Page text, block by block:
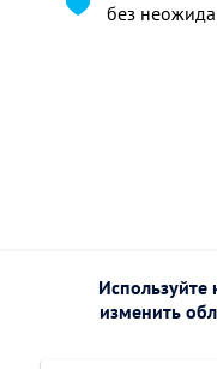
без
Используйте
изменить